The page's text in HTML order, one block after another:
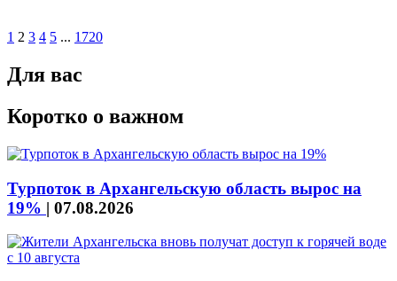
1 2 3 4 5 ... 1720
Для вас
Коротко о важном
Турпоток в Архангельскую область вырос на
19% | 07.08.2026